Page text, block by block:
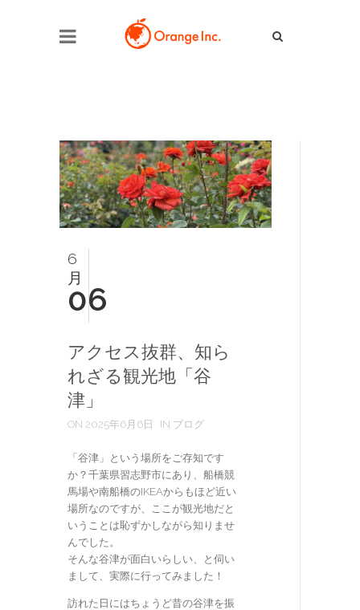
6
月
06
アクセス抜群、知ら
れざる観光地「谷
津」
ON 2025年6月6日 IN ブログ
「谷津」という場所をご存知です
か？千葉県習志野市にあり、船橋競
馬場や南船橋のIKEAからもほど近い
場所なのですが、ここが観光地だと
いうことは恥ずかしながら知りませ
んでした。
そんな谷津が面白いらしい、と伺い
まして、実際に行ってみました！
訪れた日にはちょうど昔の谷津を振